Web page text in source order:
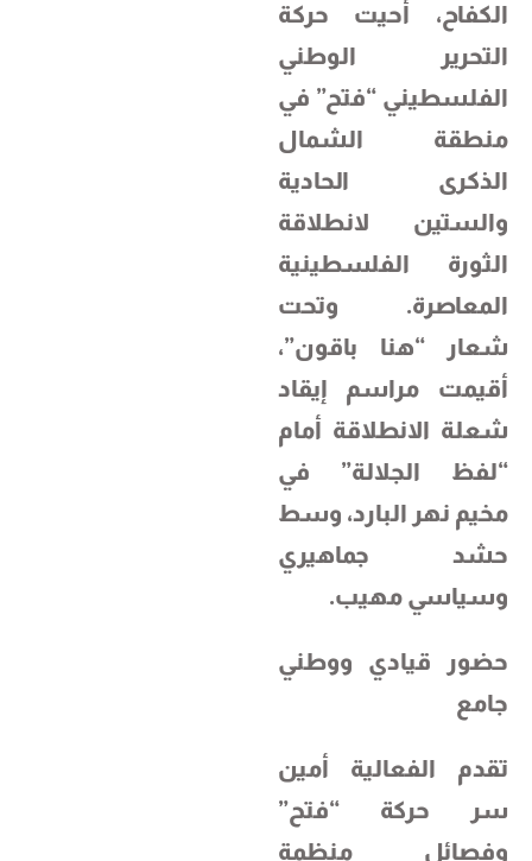
الكفاح، أحيت حركة
التحرير الوطني
الفلسطيني “فتح” في
منطقة الشمال
الذكرى الحادية
والستين لانطلاقة
الثورة الفلسطينية
المعاصرة. وتحت
شعار “هنا باقون”،
أقيمت مراسم إيقاد
شعلة الانطلاقة أمام
“لفظ الجلالة” في
مخيم نهر البارد، وسط
حشد جماهيري
وسياسي مهيب.
حضور قيادي ووطني
جامع
تقدم الفعالية أمين
سر حركة “فتح”
وفصائل منظمة